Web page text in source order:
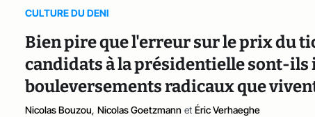
CULTURE DU DENI
Bien pire que l'erreur sur le prix du
candidats à la présidentielle sont-ils
bouleversements radicaux que
Nicolas Bouzou, Nicolas Goetzmann et Éric Verhaeghe